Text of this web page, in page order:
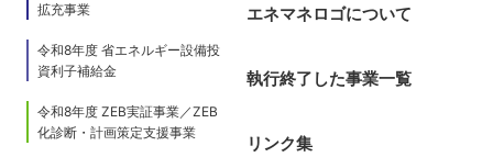
拡充事業
令和8年度 省エネルギー設備投
資利子補給金
令和8年度 ZEB実証事業／ZEB
化診断・計画策定支援事業
エネマネロゴについて
執行終了した事業一覧
リンク集